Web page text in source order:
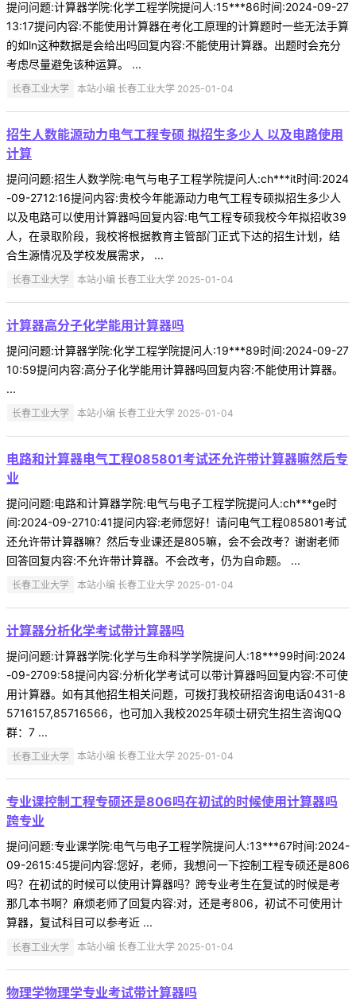
提问问题:计算器学院:化学工程学院提问人:15***86时间:2024-09-27
13:17提问内容:不能使用计算器在考化工原理的计算题时一些无法手算
的如ln这种数据是会给出吗回复内容:不能使用计算器。出题时会充分
考虑尽量避免该种运算。 ...
长春工业大学 本站小编 长春工业大学 2025-01-04
招生人数能源动力电气工程专硕 拟招生多少人 以及电路使用
计算
提问问题:招生人数学院:电气与电子工程学院提问人:ch***it时间:2024
-09-2712:16提问内容:贵校今年能源动力电气工程专硕拟招生多少人
以及电路可以使用计算器吗回复内容:电气工程专硕我校今年拟招收39
人，在录取阶段，我校将根据教育主管部门正式下达的招生计划，结
合生源情况及学校发展需求， ...
长春工业大学 本站小编 长春工业大学 2025-01-04
计算器高分子化学能用计算器吗
提问问题:计算器学院:化学工程学院提问人:19***89时间:2024-09-27
10:59提问内容:高分子化学能用计算器吗回复内容:不能使用计算器。
...
长春工业大学 本站小编 长春工业大学 2025-01-04
电路和计算器电气工程085801考试还允许带计算器嘛然后专
业
提问问题:电路和计算器学院:电气与电子工程学院提问人:ch***ge时
间:2024-09-2710:41提问内容:老师您好！请问电气工程085801考试
还允许带计算器嘛？然后专业课还是805嘛，会不会改考？谢谢老师
回答回复内容:不允许带计算器。不会改考，仍为自命题。 ...
长春工业大学 本站小编 长春工业大学 2025-01-04
计算器分析化学考试带计算器吗
提问问题:计算器学院:化学与生命科学学院提问人:18***99时间:2024
-09-2709:58提问内容:分析化学考试可以带计算器吗回复内容:不可使
用计算器。如有其他招生相关问题，可拨打我校研招咨询电话0431-8
5716157,85716566，也可加入我校2025年硕士研究生招生咨询QQ
群：7 ...
长春工业大学 本站小编 长春工业大学 2025-01-04
专业课控制工程专硕还是806吗在初试的时候使用计算器吗
跨专业
提问问题:专业课学院:电气与电子工程学院提问人:13***67时间:2024-
09-2615:45提问内容:您好，老师，我想问一下控制工程专硕还是806
吗？在初试的时候可以使用计算器吗？跨专业考生在复试的时候是考
那几本书啊？麻烦老师了回复内容:对，还是考806，初试不可使用计
算器，复试科目可以参考近 ...
长春工业大学 本站小编 长春工业大学 2025-01-04
物理学物理学专业考试带计算器吗